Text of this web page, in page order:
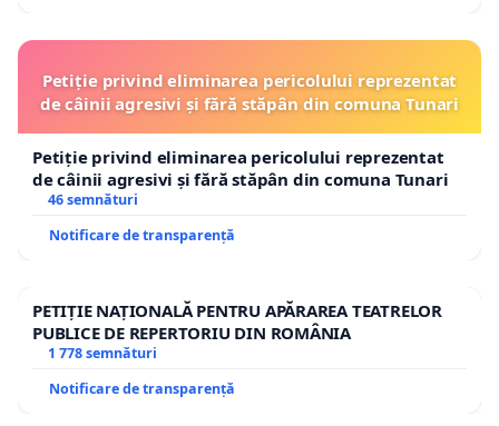
Petiție privind eliminarea pericolului reprezentat
de câinii agresivi și fără stăpân din comuna Tunari
Petiție privind eliminarea pericolului reprezentat
de câinii agresivi și fără stăpân din comuna Tunari
46 semnături
Notificare de transparență
PETIȚIE NAȚIONALĂ PENTRU APĂRAREA TEATRELOR
PUBLICE DE REPERTORIU DIN ROMÂNIA
1 778 semnături
Notificare de transparență